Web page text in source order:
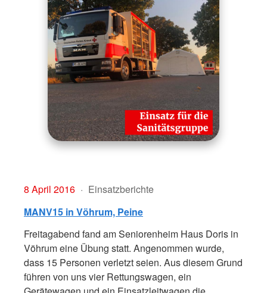
8 April 2016
Einsatzberichte
MANV15 in Vöhrum, Peine
Freitagabend fand am Seniorenheim Haus Doris in
Vöhrum eine Übung statt. Angenommen wurde,
dass 15 Personen verletzt seien. Aus diesem Grund
führen von uns vier Rettungswagen, ein